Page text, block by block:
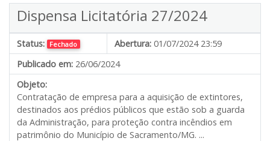
Dispensa Licitatória 27/2024
Status: Fechado Abertura: 01/07/2024 23:59
Publicado em: 26/06/2024
Objeto:
Contratação de empresa para a aquisição de extintores,
destinados aos prédios públicos que estão sob a guarda
da Administração, para proteção contra incêndios em
patrimônio do Município de Sacramento/MG. ...